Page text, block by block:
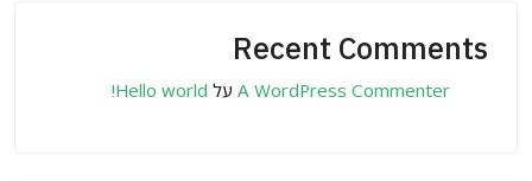
Recent Comments
A WordPress Commenter על Hello world!